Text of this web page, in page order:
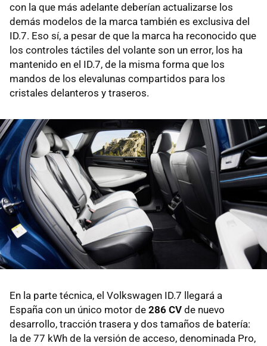
con la que más adelante deberían actualizarse los
demás modelos de la marca también es exclusiva del
ID.7. Eso sí, a pesar de que la marca ha reconocido que
los controles táctiles del volante son un error, los ha
mantenido en el ID.7, de la misma forma que los
mandos de los elevalunas compartidos para los
cristales delanteros y traseros.
En la parte técnica, el Volkswagen ID.7 llegará a
España con un único motor de 286 CV de nuevo
desarrollo, tracción trasera y dos tamaños de batería:
la de 77 kWh de la versión de acceso, denominada Pro,